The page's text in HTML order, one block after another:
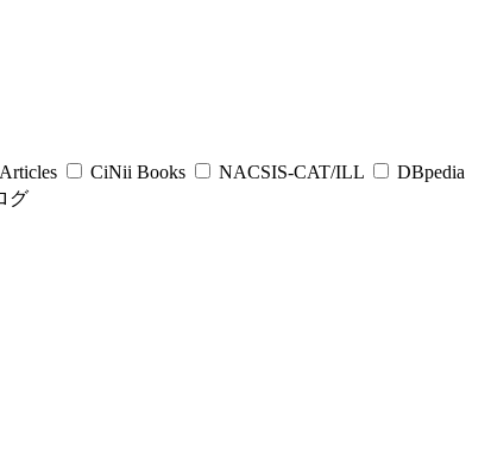
CiNii Books NACSIS-CAT/ILL
DBpedia
グ